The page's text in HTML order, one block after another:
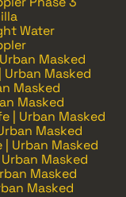
Water
Masked
Masked
Masked
Masked
| Urban Masked
Masked
Urban Masked
Masked
Masked
Masked